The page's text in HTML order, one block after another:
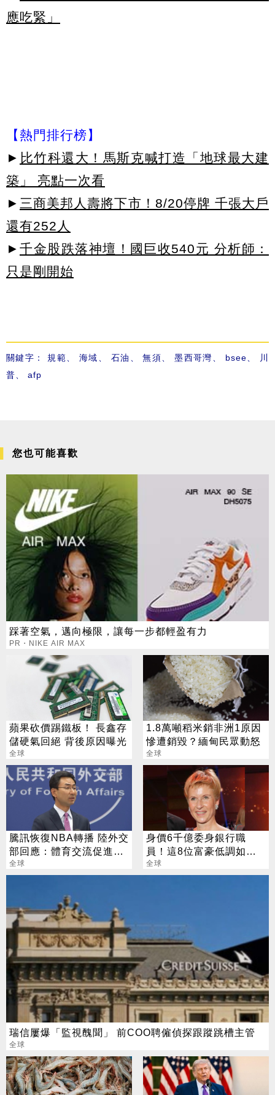
應吃緊」
【熱門排行榜】
► 比竹科還大！馬斯克喊打造「地球最大建
築」 亮點一次看
► 三商美邦人壽將下市！8/20停牌 千張大戶
還有252人
► 千金股跌落神壇！國巨收540元 分析師：
只是剛開始
關鍵字：規範 海域 石油 、無須 、墨西哥灣 bsee
川
普
afp
您也可能喜歡
踩著空氣，邁向極限，讓每一步都輕盈有力
PR・NIKE AIR MAX
蘋果砍價踢鐵板！ 長鑫存
儲硬氣回絕 背後原因曝光
全球
1.8萬噸稻米銷非洲1原因
慘遭銷毀？緬甸民眾動怒
全球
騰訊恢復NBA轉播 陸外交
部回應：體育交流促進友
好
全球
身價6千億委身銀行職
員！這8位富豪低調如普
通人
全球
瑞信屢爆「監視醜聞」 前COO聘僱偵探跟蹤跳槽主管
全球